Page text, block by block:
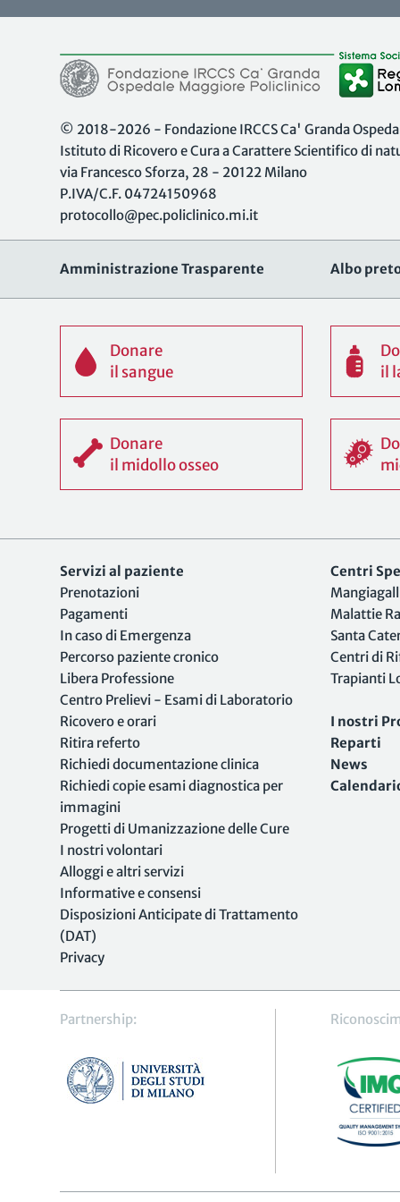
© 2018-2026 - Fondazione IRCCS Ca' Granda
Istituto di Ricovero e Cura a Carattere Scientifico di
via Francesco Sforza, 28 - 20122 Milano
P.IVA/C.F. 04724150968
protocollo@pec.policlinico.mi.it
Amministrazione Trasparente Albo
Donare
il sangue
il
Donare
il midollo osseo
Servizi al paziente
Prenotazioni
Pagamenti
In caso di Emergenza
Percorso paziente cronico
Libera Professione
Centro Prelievi - Esami di Laboratorio
Ricovero e orari
Ritira referto
Richiedi documentazione clinica
Richiedi copie esami diagnostica per
immagini
Progetti di Umanizzazione delle Cure
I nostri volontari
Alloggi e altri servizi
Informative e consensi
Disposizioni Anticipate di Trattamento
(DAT)
Privacy
Centri
Malattie
Santa
Centri di
Trapianti
I nostri
Reparti
News
Partnership: